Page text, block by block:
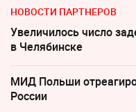
НОВОСТИ ПАРТНЕРОВ
Увеличилось число
в Челябинске
МИД Польши
России